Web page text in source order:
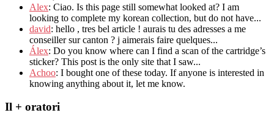
Alex: Ciao. Is this page still somewhat looked at? I am
looking to complete my korean collection, but do not have...
david: hello , tres bel article ! aurais tu des adresses a me
conseiller sur canton ? j aimerais faire quelques...
Álex: Do you know where can I find a scan of the cartridge’s
sticker? This post is the only site that I saw...
Achoo: I bought one of these today. If anyone is interested in
knowing anything about it, let me know.
Il + oratori